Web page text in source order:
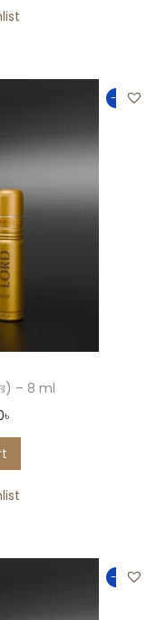
-25%
– 8 ml
৳
-25%